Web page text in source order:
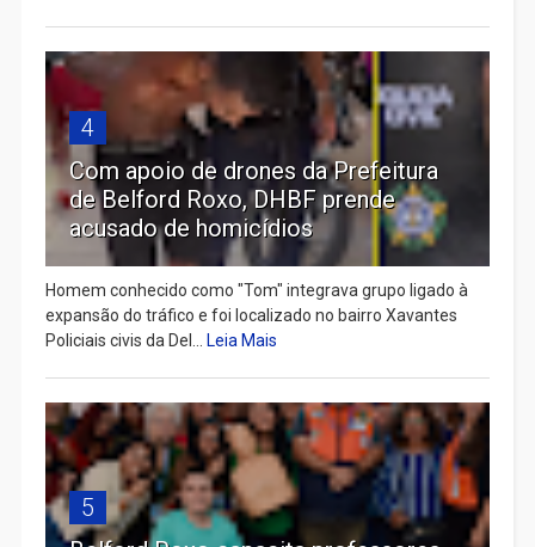
4
Com apoio de drones da Prefeitura
de Belford Roxo, DHBF prende
acusado de homicídios
Homem conhecido como "Tom" integrava grupo ligado à
expansão do tráfico e foi localizado no bairro Xavantes
Policiais civis da Del... Leia Mais
5